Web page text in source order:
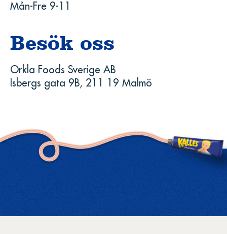
Mån-Fre 9-11
Besök oss
Orkla Foods Sverige AB
Isbergs gata 9B, 211 19 Malmö